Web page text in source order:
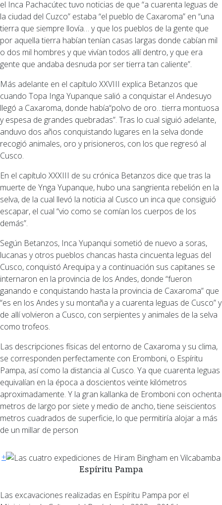
el Inca Pachacútec tuvo noticias de que “a cuarenta leguas de
la ciudad del Cuzco” estaba “el pueblo de Caxaroma” en “una
tierra que siempre llovía… y que los pueblos de la gente que
por aquella tierra habían tenían casas largas donde cabían mil
o dos mil hombres y que vivían todos allí dentro, y que era
gente que andaba desnuda por ser tierra tan caliente”.
Más adelante en el capítulo XXVIII explica Betanzos que
cuando Topa Inga Yupanque salió a conquistar el Andesuyo
llegó a Caxaroma, donde había“polvo de oro…tierra montuosa
y espesa de grandes quebradas”. Tras lo cual siguió adelante,
anduvo dos años conquistando lugares en la selva donde
recogió animales, oro y prisioneros, con los que regresó al
Cusco.
En el capítulo XXXIII de su crónica Betanzos dice que tras la
muerte de Ynga Yupanque, hubo una sangrienta rebelión en la
selva, de la cual llevó la noticia al Cusco un inca que consiguió
escapar, el cual “vio como se comían los cuerpos de los
demás”.
Según Betanzos, Inca Yupanqui sometió de nuevo a soras,
lucanas y otros pueblos chancas hasta cincuenta leguas del
Cusco, conquistó Arequipa y a continuación sus capitanes se
internaron en la provincia de los Andes, donde “fueron
ganando e conquistando hasta la provincia de Caxaroma” que
“es en los Andes y su montaña y a cuarenta leguas de Cusco” y
de allí volvieron a Cusco, con serpientes y animales de la selva
como trofeos.
Las descripciones físicas del entorno de Caxaroma y su clima,
se corresponden perfectamente con Eromboni, o Espíritu
Pampa, así como la distancia al Cusco. Ya que cuarenta leguas
equivalían en la época a doscientos veinte kilómetros
aproximadamente. Y la gran kallanka de Eromboni con ochenta
metros de largo por siete y medio de ancho, tiene seiscientos
metros cuadrados de superficie, lo que permitiría alojar a más
de un millar de person
+
Espíritu Pampa
Las excavaciones realizadas en Espíritu Pampa por el